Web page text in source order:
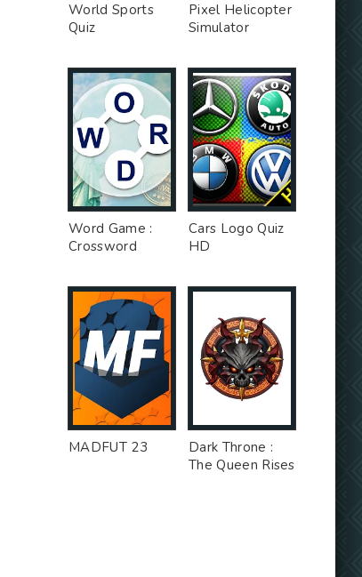
World Sports
Quiz
Pixel Helicopter
Simulator
Word Game :
Crossword
Cars Logo Quiz
HD
MADFUT 23
Dark Throne :
The Queen Rises